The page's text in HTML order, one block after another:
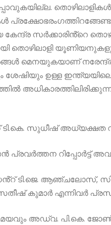
സർക്കാരിൻ്റെ
തൊഴിലാളി
മെനയുകയാണ്
ഉള്ള
സുധീഷ് അധ്യക്ഷത
പ്രവർത്തന റിപ്പോർട്ട്
ടി.ജെ. ആഞ്ചലോസ്,
കുമാർ എന്നിവർ
അഡ്വ. പി.കെ.